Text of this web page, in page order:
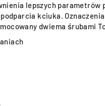
lepszych
kciuka.
dwiema śrubami